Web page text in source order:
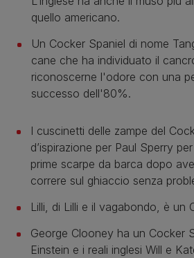
quello americano.
Un Cocker Spaniel di nome
cane che ha individuato il
riconoscerne l'odore con una
successo dell'80%.
I cuscinetti delle zampe del
d’ispirazione per Paul Sperry
prime scarpe da barca dopo
correre sul ghiaccio senza
Lilli, di Lilli e il vagabondo, è un
George Clooney ha un Cocker
Einstein e i reali inglesi Will e